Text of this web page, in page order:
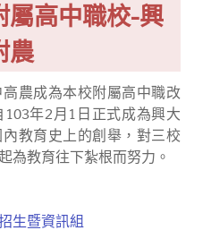
屬高中職校-興
農
農成為本校附屬高中職改
年2月1日正式成為興大
教育史上的創舉，對三校
為教育往下紮根而努力。
生暨資訊組